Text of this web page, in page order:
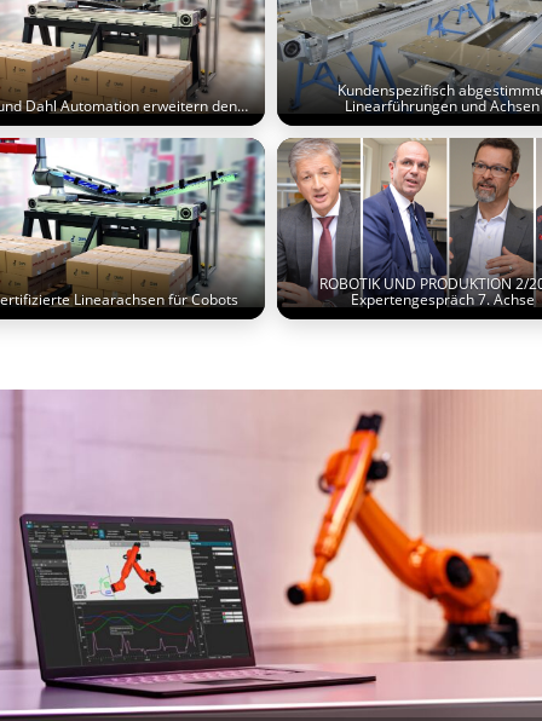
Dahl Automation erweitern den…
Kundenspezifisch
Linearführungen und Achsen
Linearachsen für Cobots
ROBOTIK UND PRODUKTION 2/
Expertengespräch 7. Achse